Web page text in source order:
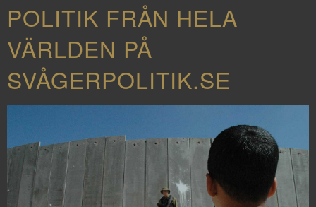
POLITIK FRÅN HELA
VÄRLDEN PÅ
SVÅGERPOLITIK.SE